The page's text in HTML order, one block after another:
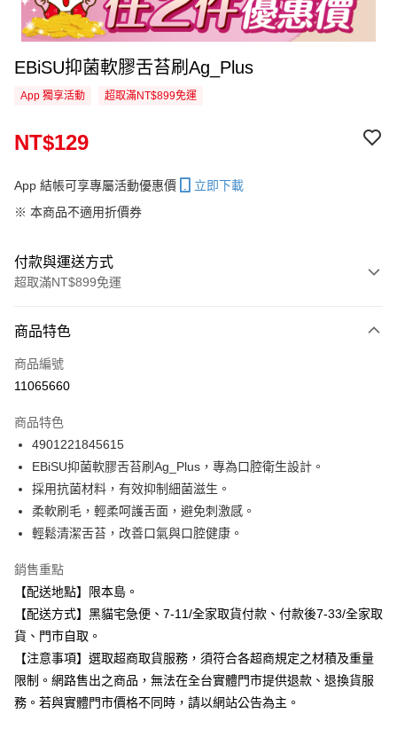
EBiSU抑菌軟膠舌苔刷Ag_Plus
App 獨享活動 超取滿NT$899免運
NT$129
App 結帳可享專屬活動優惠價
立即下載
※ 本商品不適用折價券
付款與運送方式
超取滿NT$899免運
信用卡一次付款
信用卡分期付款
合作金庫商業銀行
華南商業銀行
上海商業儲蓄銀行
台北富邦商業銀行
國泰世華商業銀行
兆豐國際商業銀行
臺灣中小企業銀行
台中商業銀行
匯豐（台灣）商業銀行
華泰商業銀行
聯邦商業銀行
遠東國際商業銀行
元大商業銀行
台新國際商業銀行
台灣樂天信用卡公司
LINE Pay
Apple Pay
街口支付
悠遊付
Google Pay
全盈+PAY
大哥付你分期
相關說明
【大哥付你分期使用說明】
商品特色
商品編號
11065660
商品特色
4901221845615
EBiSU抑菌軟膠舌苔刷Ag_Plus，專為口腔衛生設計。
採用抗菌材料，有效抑制細菌滋生。
柔軟刷毛，輕柔呵護舌面，避免刺激感。
輕鬆清潔舌苔，改善口氣與口腔健康。
銷售重點
【配送地點】限本島。
【配送方式】黑貓宅急便、7-11/全家取貨付款、付款後7-33/全家取
貨、門市自取。
【注意事項】選取超商取貨服務，須符合各超商規定之材積及重量
限制。網路售出之商品，無法在全台實體門市提供退款、退換貨服
務。若與實體門市價格不同時，請以網站公告為主。